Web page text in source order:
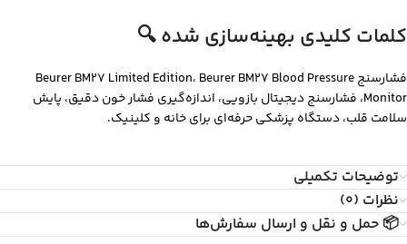
کلمات کلیدی بهینه‌سازی شده 🔍
فشارسنج Beurer BM27 Limited Edition، Beurer BM27 Blood Pressure
Monitor، فشارسنج دیجیتال بازویی، اندازه‌گیری فشار خون دقیق، پایش
سلامت قلب، دستگاه پزشکی حرفه‌ای برای خانه و کلینیک.
توضیحات تکمیلی
نظرات (0)
📦 حمل و نقل و ارسال سفارش‌ها